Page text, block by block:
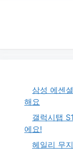
삼성 에센
해요
갤럭시탭
에요!
헤일리 무